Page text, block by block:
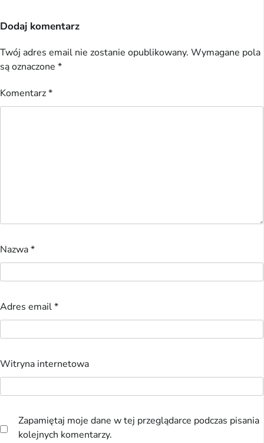
Dodaj komentarz
Twój adres email nie zostanie opublikowany. Wymagane pola
są oznaczone *
Komentarz*
Nazwa*
Adres email*
Witryna internetowa
Zapamiętaj moje dane w tej przeglądarce podczas pisania
kolejnych komentarzy.